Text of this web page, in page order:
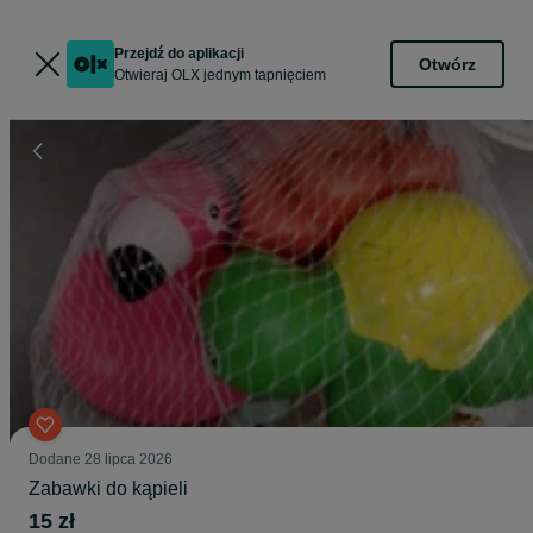
Przejdź do aplikacji
Otwieraj OLX jednym tapnięciem
Otwórz
Dodane 28 lipca 2026
Zabawki do kąpieli
15 zł